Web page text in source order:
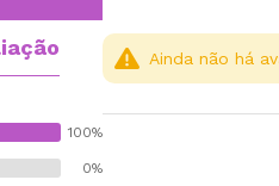
100%
0%
Ainda não há